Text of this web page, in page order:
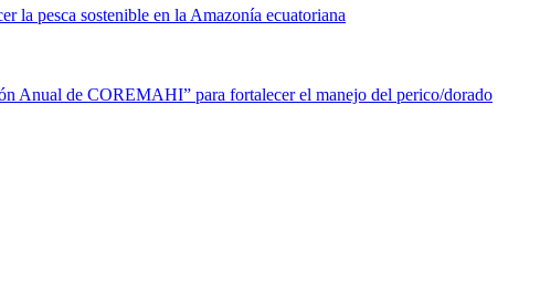
la pesca sostenible en la Amazonía ecuatoriana
Anual de COREMAHI” para fortalecer el manejo del perico/dorado